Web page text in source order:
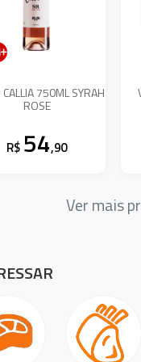
750ML SYRAH
ROSE
R$ 54,90
Ver mais